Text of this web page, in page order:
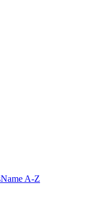
Name A-Z